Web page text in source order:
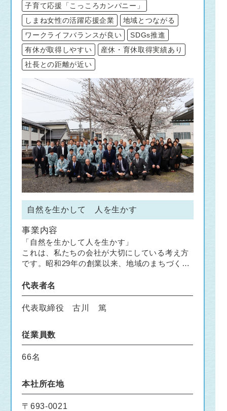
子育て応援「こっころカンパニー」
しまね女性の活躍応援企業
地域とつながる
ワークライフバランスが良い
SDGs推進
有休が取得しやすい
産休・育休取得実績あり
社長との距離が近い
自然を生かして 人を生かす
事業内容
「自然を生かして人を生かす」
これは、私たちの会社が大切にしている考え方
です。昭和29年の創業以来、地域のまちづくり
村の基盤整備に取り組んできました。調査・測
量・設計、そして補償コンサルタントまで、幅
広い分野で地域の声に耳を傾けながら、技術と
代表者名
代表取締役 古川 篤
従業員数
66名
本社所在地
〒693-0021